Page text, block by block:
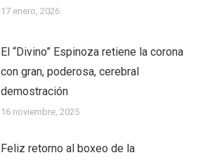
17 enero, 2026
El “Divino” Espinoza retiene la corona
con gran, poderosa, cerebral
demostración
16 noviembre, 2025
Feliz retorno al boxeo de la